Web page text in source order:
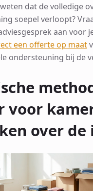
dat de volledige
soepel verloopt?
aan voor
een offerte op maat
ondersteuning bij de
voor
over de